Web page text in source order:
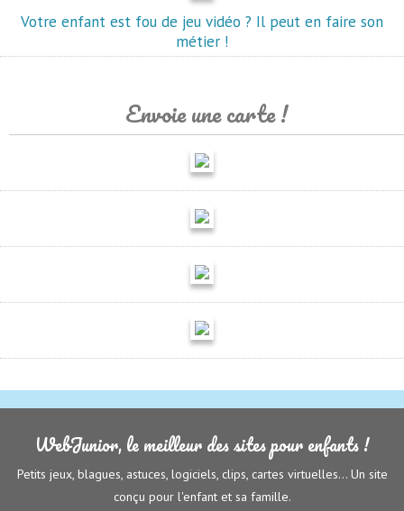
Votre enfant est fou de jeu vidéo ? Il peut en faire son
métier !
Envoie une carte !
WebJunior, le meilleur des sites pour enfants !
Petits jeux, blagues, astuces, logiciels, clips, cartes virtuelles... Un site
conçu pour l'enfant et sa famille.